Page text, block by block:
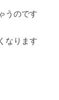
うのです
なります